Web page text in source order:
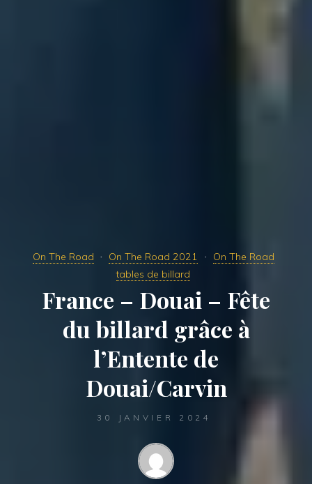
On The Road On The Road 2021
On The Road
tables de billard
France – Douai – Fête
du billard grâce à
l’Entente de
Douai/Carvin
30 JANVIER 2024